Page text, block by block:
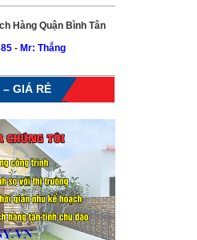
Hàng Quận Bình Tân
- Mr: Thắng
– GIÁ RẺ